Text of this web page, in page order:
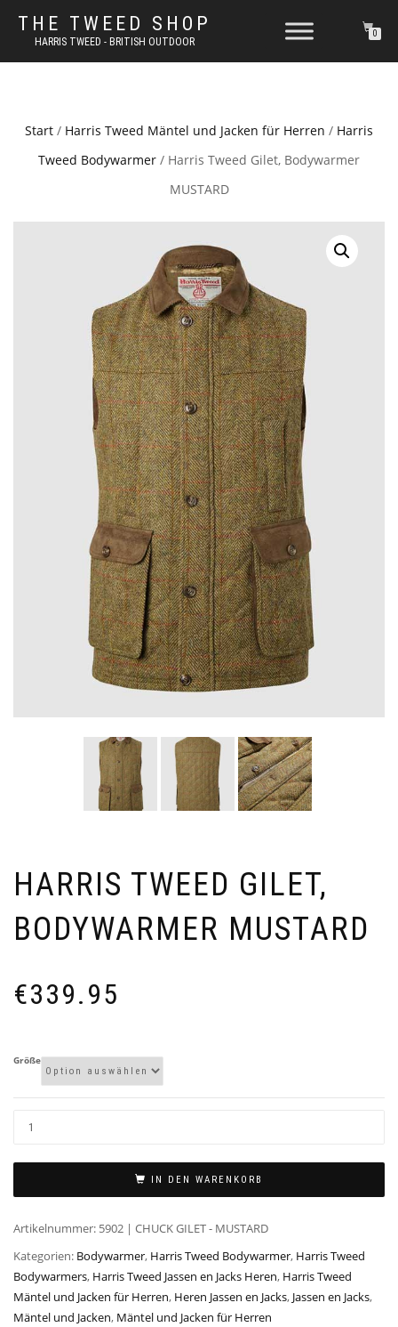
THE TWEED SHOP
HARRIS TWEED - BRITISH OUTDOOR
0
Start / Harris Tweed Mäntel und Jacken für Herren / Harris
Tweed Bodywarmer / Harris Tweed Gilet, Bodywarmer
MUSTARD
HARRIS TWEED GILET,
BODYWARMER MUSTARD
€339.95
Größe
IN DEN WARENKORB
Artikelnummer: 5902 | CHUCK GILET - MUSTARD
Kategorien: Bodywarmer, Harris Tweed Bodywarmer, Harris Tweed
Bodywarmers, Harris Tweed Jassen en Jacks Heren, Harris Tweed
Mäntel und Jacken für Herren, Heren Jassen en Jacks, Jassen en Jacks,
Mäntel und Jacken, Mäntel und Jacken für Herren